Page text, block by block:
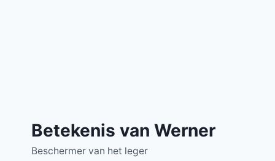
Betekenis van Werner
Beschermer van het leger